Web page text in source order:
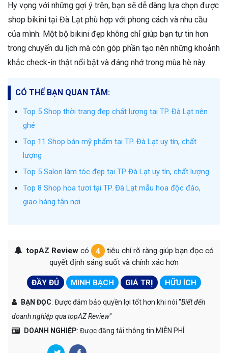
Hy vọng với những gợi ý trên, bạn sẽ dễ dàng lựa chọn được
shop bikini tại Đà Lạt phù hợp với phong cách và nhu cầu
của mình. Một bộ bikini đẹp không chỉ giúp bạn tự tin hơn
trong chuyến du lịch mà còn góp phần tạo nên những khoảnh
khắc check-in thật nổi bật và đáng nhớ trong mùa hè này.
CÓ THỂ BẠN QUAN TÂM:
Top 5 Shop thời trang đẹp chất lượng tại TP. Đà Lạt nên
ghé
Top 11 Shop bán mỹ phẩm tại TP. Đà Lạt uy tín, chất
lượng
Top 5 Salon làm tóc đẹp tại TP Đà Lạt uy tín, chất lượng
Top 8 Shop hoa tươi tại TP. Đà Lạt mẫu hoa độc đáo,
giao hàng tận nơi
topAZ Reviewcó 4
tiêu chí rõ ràng giúp bạn đọc có
quyết định sáng suốt và chính xác hơn
ĐẦY ĐỦ MINH BẠCH GIÁ TRỊ HỮU ÍCH
BẠN ĐỌC: Được đảm bảo quyền lợi tốt hơn khi nói "Biết đến
doanh nghiệp qua topAZ Review"
DOANH NGHIỆP: Được đăng tải thông tin MIỄN PHÍ.